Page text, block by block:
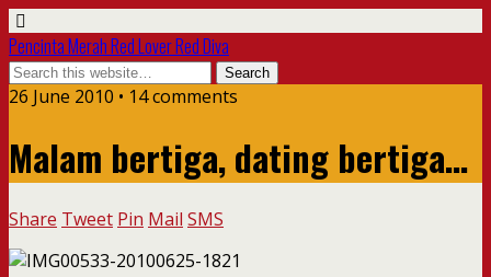
Pencinta Merah Red Lover Red Diva
26 June 2010 • 14 comments
Malam bertiga, dating bertiga…
Share Tweet Pin Mail SMS